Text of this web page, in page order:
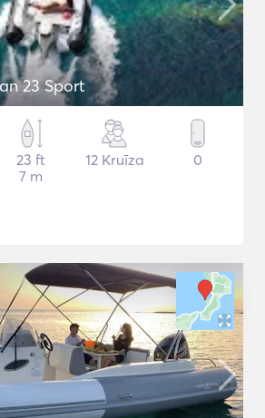
23 Sport
23 ft
7 m
12 Kruīza 0